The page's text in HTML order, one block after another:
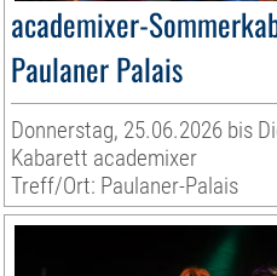
academixer-
Paulaner Palais
Donnerstag, 25.06.2026 bis
Kabarett academixer
Treff/Ort: Paulaner-Palais